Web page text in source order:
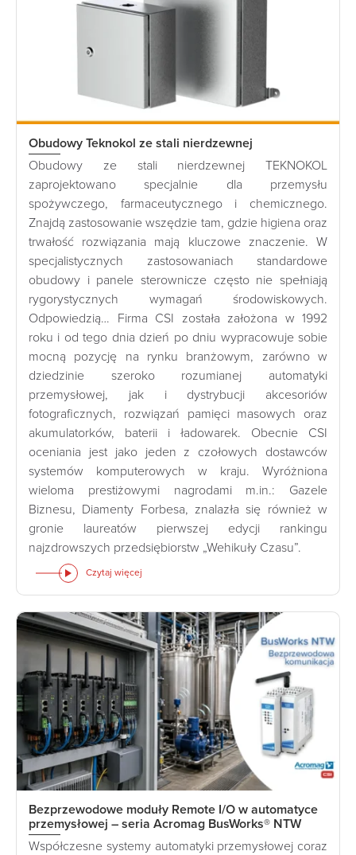
Obudowy Teknokol ze stali nierdzewnej
Obudowy ze stali nierdzewnej TEKNOKOL
zaprojektowano specjalnie dla przemysłu
spożywczego, farmaceutycznego i chemicznego.
Znajdą zastosowanie wszędzie tam, gdzie higiena oraz
trwałość rozwiązania mają kluczowe znaczenie. W
specjalistycznych zastosowaniach standardowe
obudowy i panele sterownicze często nie spełniają
rygorystycznych wymagań środowiskowych.
Odpowiedzią… Firma CSI została założona w 1992
roku i od tego dnia dzień po dniu wypracowuje sobie
mocną pozycję na rynku branżowym, zarówno w
dziedzinie szeroko rozumianej automatyki
przemysłowej, jak i dystrybucji akcesoriów
fotograficznych, rozwiązań pamięci masowych oraz
akumulatorków, baterii i ładowarek. Obecnie CSI
oceniania jest jako jeden z czołowych dostawców
systemów komputerowych w kraju. Wyróżniona
wieloma prestiżowymi nagrodami m.in.: Gazele
Biznesu, Diamenty Forbesa, znalazła się również w
gronie laureatów pierwszej edycji rankingu
najzdrowszych przedsiębiorstw „Wehikuły Czasu”.
Czytaj więcej
Bezprzewodowe moduły Remote I/O w automatyce
przemysłowej – seria Acromag BusWorks® NTW
Współczesne systemy automatyki przemysłowej coraz